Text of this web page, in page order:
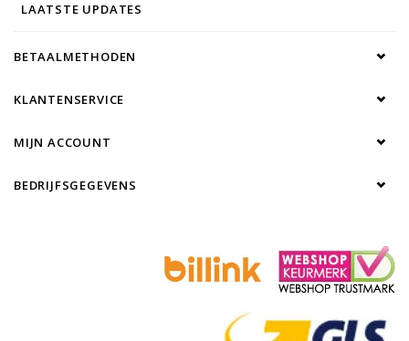
LAATSTE UPDATES
BETAALMETHODEN
KLANTENSERVICE
MIJN ACCOUNT
BEDRIJFSGEGEVENS